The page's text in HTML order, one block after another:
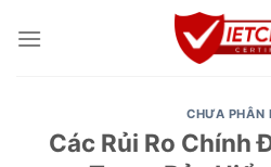
CHƯA PHÂN
Các Rủi Ro Chính